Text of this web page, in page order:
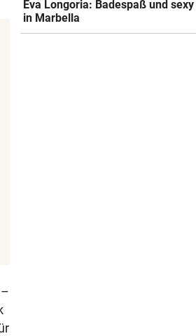
Eva Longoria: Badespaß und
in Marbella